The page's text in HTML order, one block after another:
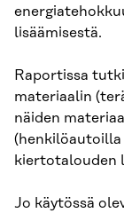
lisäämisestä.
Raportissa
materiaalin
näiden
(henkilöautoilla
kiertotalouden
Jo käytössä